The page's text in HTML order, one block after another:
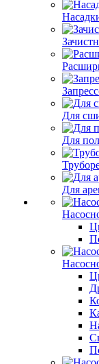
Для
Для
Для